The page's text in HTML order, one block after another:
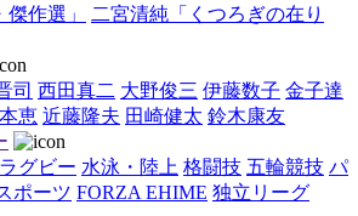
作選」
二宮清純「くつろぎの在り
司 西田真二 大野俊三 伊藤数子 金子達
恵 近藤隆夫 田崎健太 鈴木康友
ラグビー 水泳・陸上 格闘技 五輪競技 パ
ポーツ FORZA EHIME 独立リーグ